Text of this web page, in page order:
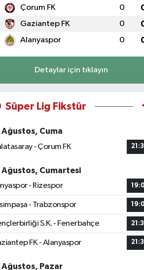
Çorum FK 0
Gaziantep FK 0
Alanyaspor 0
Detaylar için tıklayın
Süper Lig Fikstür
Ağustos, Cuma
- Çorum FK
Ağustos, Cumartesi
- Rizespor
- Trabzonspor
S.K. - Fenerbahçe
FK - Alanyaspor
Ağustos, Pazar